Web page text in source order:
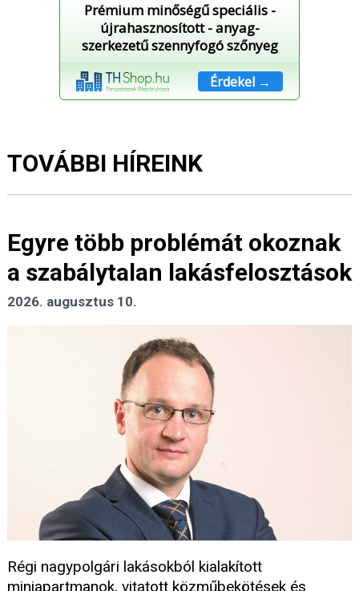
Prémium minőségű speciális -
újrahasznosított - anyag-
szerkezetű szennyfogó szőnyeg
Érdekel →
TOVÁBBI HÍREINK
Egyre több problémát okoznak
a szabálytalan lakásfelosztások
2026. augusztus 10.
Régi nagypolgári lakásokból kialakított
miniapartmanok, vitatott közműbekötések és